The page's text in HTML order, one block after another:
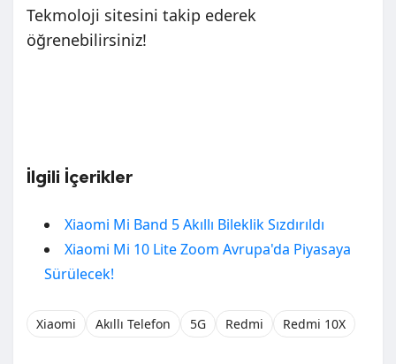
Tekmoloji sitesini takip ederek
öğrenebilirsiniz!
İlgili İçerikler
Xiaomi Mi Band 5 Akıllı Bileklik Sızdırıldı
Xiaomi Mi 10 Lite Zoom Avrupa'da Piyasaya
Sürülecek!
Xiaomi Akıllı Telefon 5G Redmi Redmi 10X